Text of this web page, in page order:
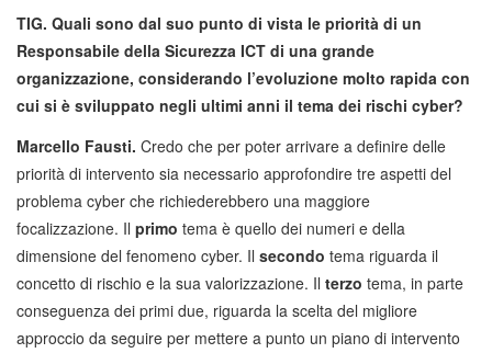
TIG. Quali sono dal suo punto di vista le priorità di un
Responsabile della Sicurezza ICT di una grande
organizzazione, considerando l’evoluzione molto rapida con
cui si è sviluppato negli ultimi anni il tema dei rischi cyber?
Marcello Fausti. Credo che per poter arrivare a definire delle
priorità di intervento sia necessario approfondire tre aspetti del
problema cyber che richiederebbero una maggiore
focalizzazione. Il primo tema è quello dei numeri e della
dimensione del fenomeno cyber. Il secondo tema riguarda il
concetto di rischio e la sua valorizzazione. Il terzo tema, in parte
conseguenza dei primi due, riguarda la scelta del migliore
approccio da seguire per mettere a punto un piano di intervento